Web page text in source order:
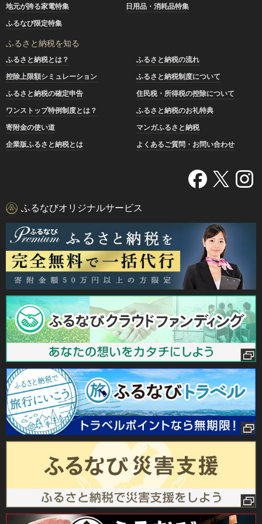
地元が誇る家電特集
日用品・消耗品特集
ふるなび限定特集
ふるさと納税を知る
ふるさと納税とは？
ふるさと納税の流れ
控除上限額シミュレーション
ふるさと納税制度について
ふるさと納税の確定申告
住民税・所得税の控除について
ワンストップ特例制度とは？
ふるさと納税のお礼特典
寄附金の使い道
マンガふるさと納税
企業版ふるさと納税とは
よくあるご質問・お問い合わせ
ふるなびオリジナルサービス